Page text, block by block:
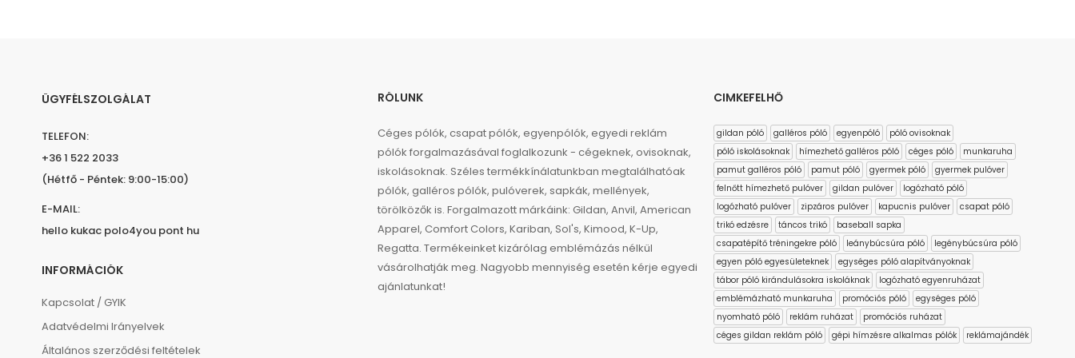
ÜGYFÉLSZOLGÁLAT
TELEFON:
+36 1 522 2033
(Hétfő - Péntek: 9:00-15:00)
E-MAIL:
hello kukac polo4you pont hu
INFORMÁCIÓK
Kapcsolat / GYIK
Adatvédelmi Irányelvek
Általános szerződési feltételek
RÓLUNK
Céges pólók, csapat pólók, egyenpólók, egyedi reklám
pólók forgalmazásával foglalkozunk - cégeknek, ovisoknak,
iskolásoknak. Széles termékkínálatunkban megtalálhatóak
pólók, galléros pólók, pulóverek, sapkák, mellények,
törölközők is. Forgalmazott márkáink: Gildan, Anvil, American
Apparel, Comfort Colors, Kariban, Sol's, Kimood, K-Up,
Regatta. Termékeinket kizárólag emblémázás nélkül
vásárolhatják meg. Nagyobb mennyiség esetén kérje egyedi
ajánlatunkat!
CIMKEFELHŐ
gildan póló galléros póló egyenpóló
póló ovisoknak
póló iskolásoknak
hímezhető galléros póló céges póló
munkaruha
pamut galléros póló
pamut póló gyermek póló
gyermek pulóver
felnőtt hímezhető pulóver
gildan pulóver
logózható póló
logózható pulóver
zipzáros pulóver kapucnis pulóver
csapat póló
trikó edzésre
táncos trikó
baseball sapka
csapatépítő tréningekre póló
leánybúcsúra póló
legénybúcsúra póló
egyen póló egyesületeknek
egységes póló alapítványoknak
tábor póló kirándulásokra iskoláknak
logózható egyenruházat
emblémázható munkaruha
promóciós póló
egységes póló
nyomható póló
reklám ruházat
promóciós ruházat
céges gildan reklám póló
gépi hímzésre alkalmas pólók reklámajándék